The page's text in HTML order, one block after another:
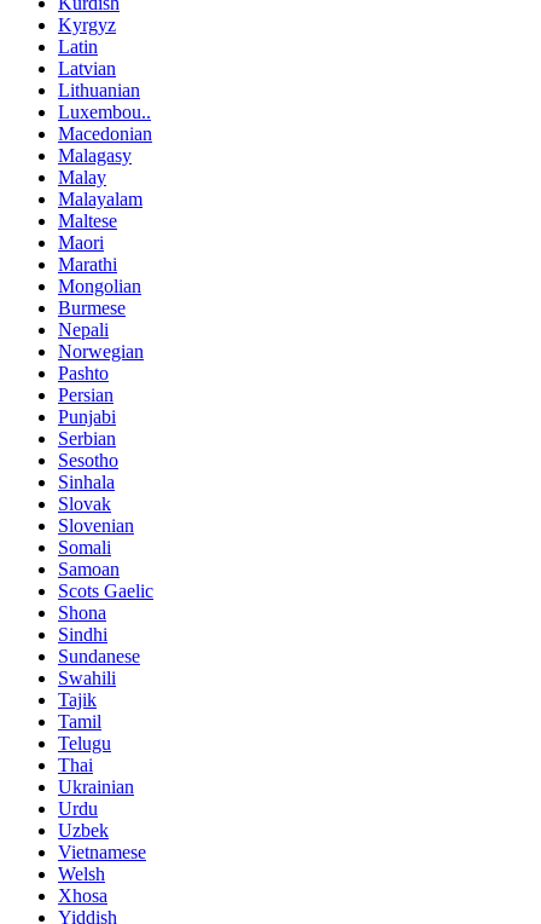
Kyrgyz
Latin
Latvian
Lithuanian
Luxembou..
Macedonian
Malagasy
Malay
Malayalam
Maltese
Maori
Marathi
Mongolian
Burmese
Nepali
Norwegian
Pashto
Persian
Punjabi
Serbian
Sesotho
Sinhala
Slovak
Slovenian
Somali
Samoan
Scots Gaelic
Shona
Sindhi
Sundanese
Swahili
Tajik
Tamil
Telugu
Thai
Ukrainian
Urdu
Uzbek
Vietnamese
Welsh
Xhosa
Yiddish